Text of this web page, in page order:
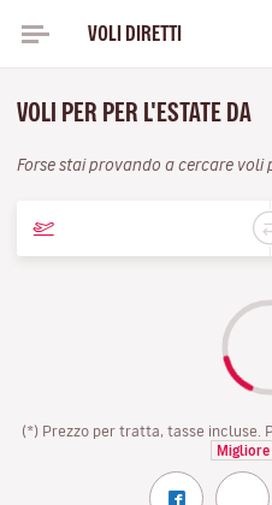
VOLI DIRETTI
VOLI PER PER L'ESTATE DA
Forse stai provando a cercare voli
(*) Prezzo per tratta, tasse incluse.